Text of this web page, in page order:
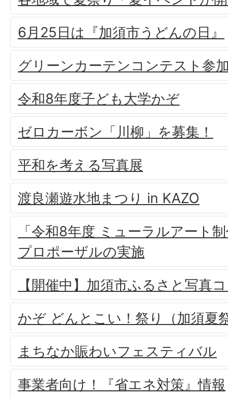
6月25日は『加須市うどんの日』
グリーンカーテンコンテスト参
令和8年度子ども大学かぞ
ゼロカーボン「川柳」を募集！
平和を考える写真展
渡良瀬遊水地まつり in KAZO
「令和8年度 ミューラルアート
プロポーザルの実施
【開催中】加須市ふるさと写真
かぞ どんとこい！祭り（加須夏
まちなか賑わいフェスティバル
事業者向け！『省エネ対策』情報